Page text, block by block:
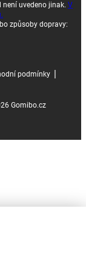
není uvedeno jinak. V
způsoby dopravy:
podmínky
Gomibo.cz